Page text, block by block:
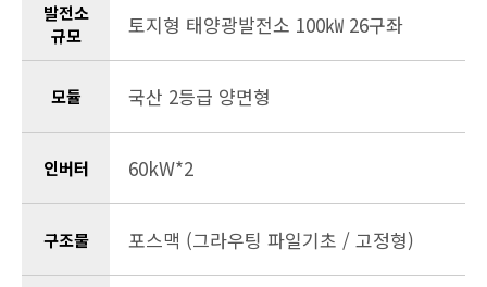
발전소
규모
토지형 태양광발전소 100㎾ 26구좌
모듈 국산 2등급 양면형
인버터 60kW*2
구조물 포스맥 (그라우팅 파일기초 / 고정형)